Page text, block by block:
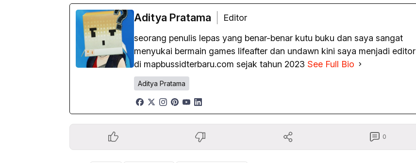
Aditya Pratama
Editor
seorang penulis lepas yang benar-benar kutu buku dan saya sangat
menyukai bermain games lifeafter dan undawn kini saya menjadi editor
di mapbussidterbaru.com sejak tahun 2023 See Full Bio
Aditya Pratama
0